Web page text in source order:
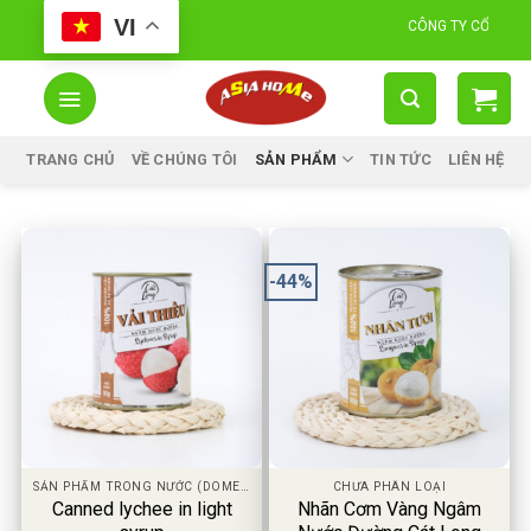
content
VI CÔNG TY CỔ PHẦN Á
TRANG CHỦ VỀ CHÚNG TÔI SẢN PHẨM TIN TỨC LIÊN HỆ
SẢN PHẨM TRONG NƯỚC (DOMESTIC PRODUCT)
Canned lychee in light
-44%
CHƯA PHÂN LOẠI
Nhãn Cơm Vàng Ngâm